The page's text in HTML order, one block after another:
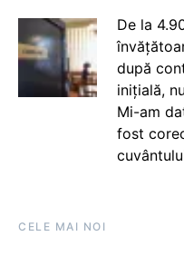
De la
după
inițială,
Mi-am
fost
CELE MAI NOI